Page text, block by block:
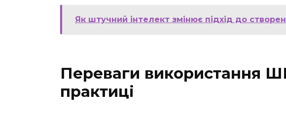
Як штучний інтелект змінює підхід до
Переваги використання
практиці